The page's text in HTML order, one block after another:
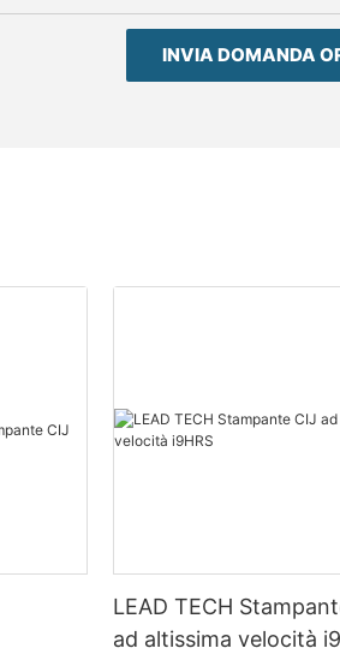
INVIA DOMANDA
LEAD TECH
ad altissima velocità